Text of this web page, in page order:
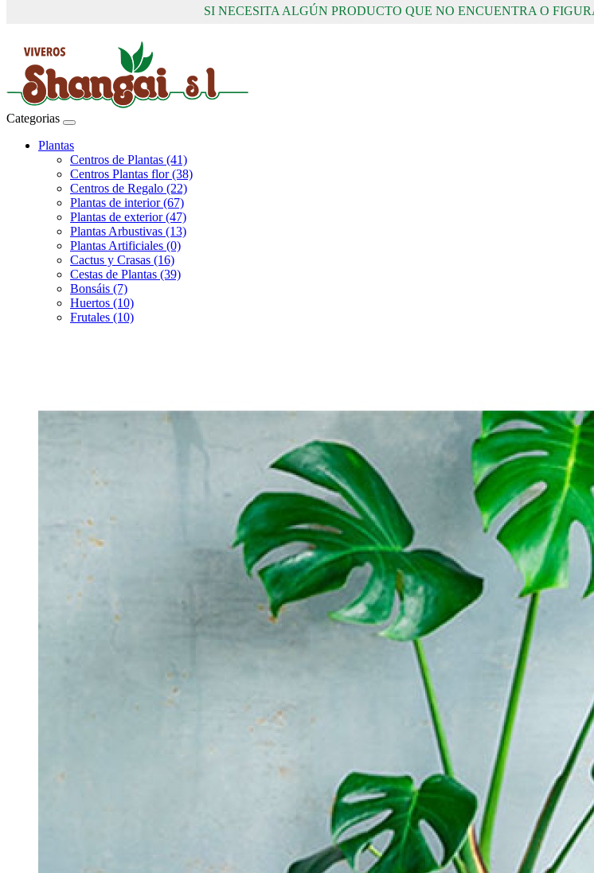
SI NECESITA ALGÚN PRODUCTO QUE NO ENCUENTRA O
Categorias
Plantas
Centros de Plantas (41)
Centros Plantas flor (38)
Centros de Regalo (22)
Plantas de interior (67)
Plantas de exterior (47)
Plantas Arbustivas (13)
Plantas Artificiales (0)
Cactus y Crasas (16)
Cestas de Plantas (39)
Bonsáis (7)
Huertos (10)
Frutales (10)